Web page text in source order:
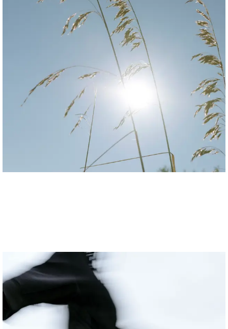
Anne-Sophie Soudoplatoff